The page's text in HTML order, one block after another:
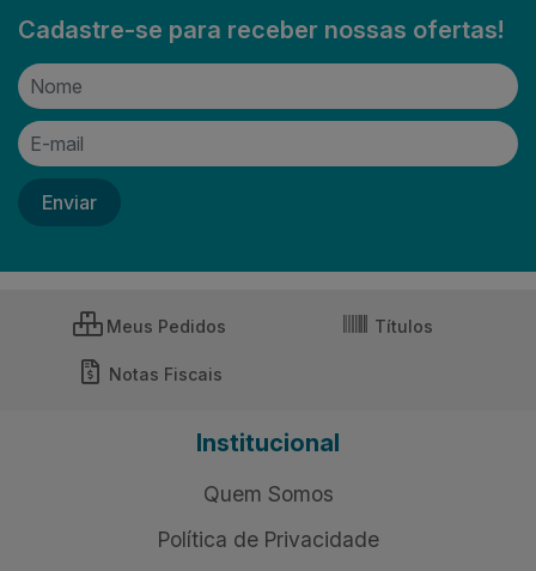
Cadastre-se para receber nossas ofertas!
Meus Pedidos Títulos
Notas Fiscais
Institucional
Quem Somos
Política de Privacidade